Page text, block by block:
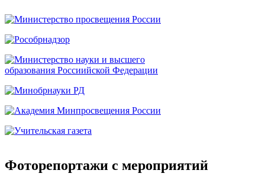
Фоторепортажи с мероприятий